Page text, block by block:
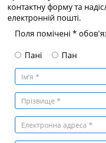
контактну форму та
електронній пошті.
Поля помічені *
Пані
Пан